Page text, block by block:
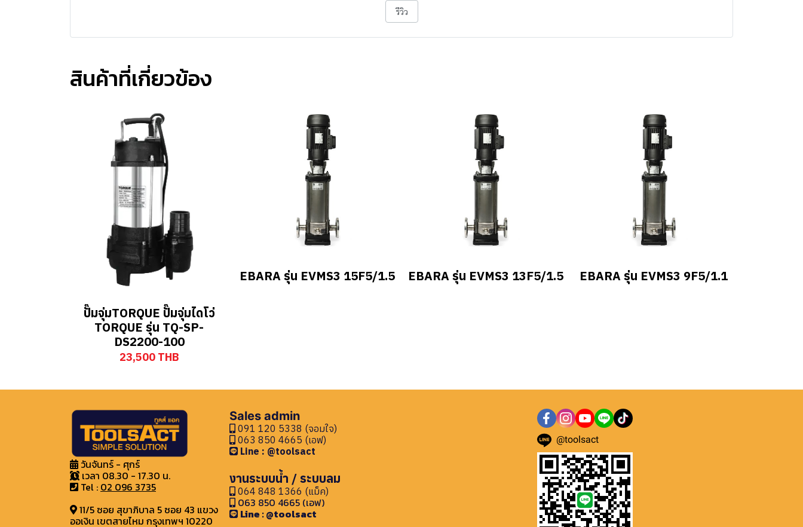
รีวิว
สินค้าที่เกี่ยวข้อง
ปั๊มจุ่มTORQUE ปั๊มจุ่มไดโว่
TORQUE รุ่น TQ-SP-
DS2200-100
23,500 THB
EBARA รุ่น EVMS3 15F5/1.5 EBARA รุ่น EVMS3 13F5/1.5 EBARA รุ่น EVMS3 9F5/1.1
วันจันทร์ - ศุกร์
เวลา 08.30 - 17.30 น.
Tel : 02 096 3735
11/5 ซอย สุขาภิบาล 5 ซอย 43 แขวง
ออเงิน เขตสายไหม กรุงเทพฯ 10220
Sales admin
091 120 5338 (จอมใจ)
063 850 4665 (เอฟ)
Line : @toolsact
งานระบบน้ำ / ระบบลม
064 848 1366 (แม็ค)
063 850 4665 (เอฟ)
Line : @toolsact
@toolsact